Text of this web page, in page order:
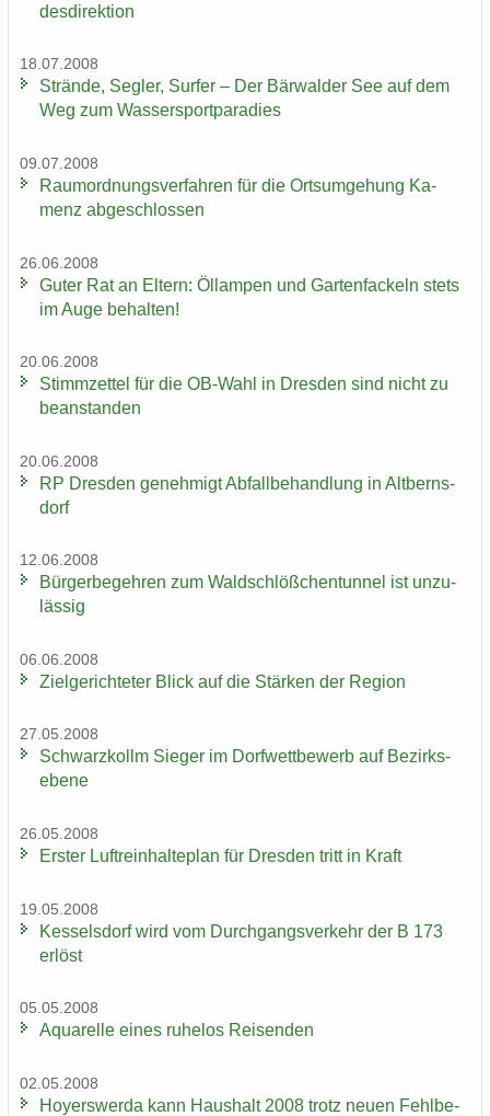
des­di­rek­ti­on
18.07.2008
Strän­de, Seg­ler, Sur­fer – Der Bär­wal­der See auf dem
Weg zum Was­ser­sport­pa­ra­dies
09.07.2008
Raum­ord­nungs­ver­fah­ren für die Orts­um­ge­hung Ka­
menz ab­ge­schlos­sen
26.06.2008
Guter Rat an El­tern: Öl­lam­pen und Gar­ten­fa­ckeln stets
im Auge be­hal­ten!
20.06.2008
Stimm­zet­tel für die OB-​Wahl in Dres­den sind nicht zu
be­an­stan­den
20.06.2008
RP Dres­den ge­neh­migt Ab­fall­be­hand­lung in Alt­berns­
dorf
12.06.2008
Bür­ger­be­geh­ren zum Wald­schlöß­chen­tun­nel ist un­zu­
läs­sig
06.06.2008
Ziel­ge­rich­te­ter Blick auf die Stär­ken der Re­gi­on
27.05.2008
Schwarz­kollm Sie­ger im Dorf­wett­be­werb auf Be­zirks­
ebe­ne
26.05.2008
Ers­ter Luft­rein­hal­te­plan für Dres­den tritt in Kraft
19.05.2008
Kes­sel­s­dorf wird vom Durch­gangs­ver­kehr der B 173
er­löst
05.05.2008
Aqua­rel­le eines ru­he­los Rei­sen­den
02.05.2008
Ho­yers­wer­da kann Haus­halt 2008 trotz neuen Fehl­be­